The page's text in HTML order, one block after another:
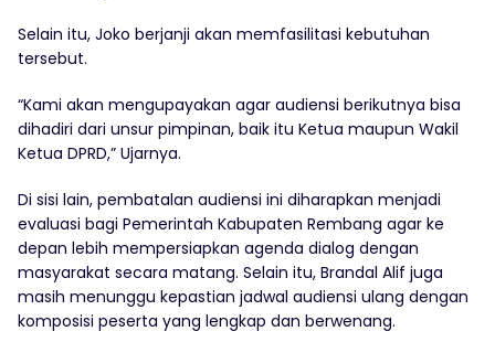
Selain itu, Joko berjanji akan memfasilitasi kebutuhan
tersebut.
“Kami akan mengupayakan agar audiensi berikutnya bisa
dihadiri dari unsur pimpinan, baik itu Ketua maupun Wakil
Ketua DPRD,” Ujarnya.
Di sisi lain, pembatalan audiensi ini diharapkan menjadi
evaluasi bagi Pemerintah Kabupaten Rembang agar ke
depan lebih mempersiapkan agenda dialog dengan
masyarakat secara matang. Selain itu, Brandal Alif juga
masih menunggu kepastian jadwal audiensi ulang dengan
komposisi peserta yang lengkap dan berwenang.